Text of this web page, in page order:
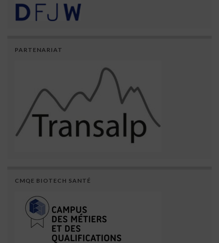
PARTENARIAT
CMQE BIOTECH SANTÉ